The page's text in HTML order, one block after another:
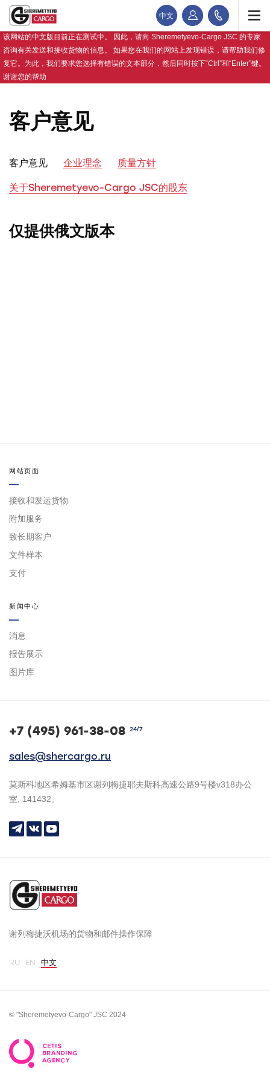
中文
该网站的中文版目前正在测试中。 因此，请向 Sheremetyevo-Cargo JSC 的专家
咨询有关发送和接收货物的信息。 如果您在我们的网站上发现错误，请帮助我们修
复它。为此，我们要求您选择有错误的文本部分，然后同时按下“Ctrl”和“Enter”键。
谢谢您的帮助
客户意见
客户意见 企业理念 质量方针
关于Sheremetyevo-Cargo JSC的股东
仅提供俄文版本
网站页面
接收和发运货物
附加服务
致长期客户
文件样本
支付
新闻中心
消息
报告展示
图片库
+7 (495) 961-38-08 24/7
sales@shercargo.ru
莫斯科地区希姆基市区谢列梅捷耶夫斯科高速公路9号楼v318办公
室, 141432。
谢列梅捷沃机场的货物和邮件操作保障
RU EN 中文
© "Sheremetyevo-Cargo" JSC 2024